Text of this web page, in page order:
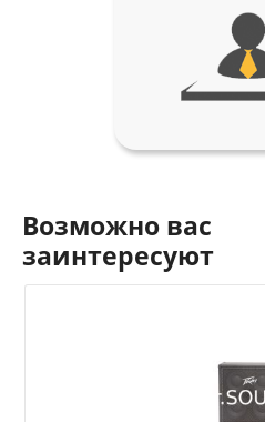
Возможно вас
заинтересуют